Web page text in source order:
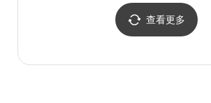
查看更多